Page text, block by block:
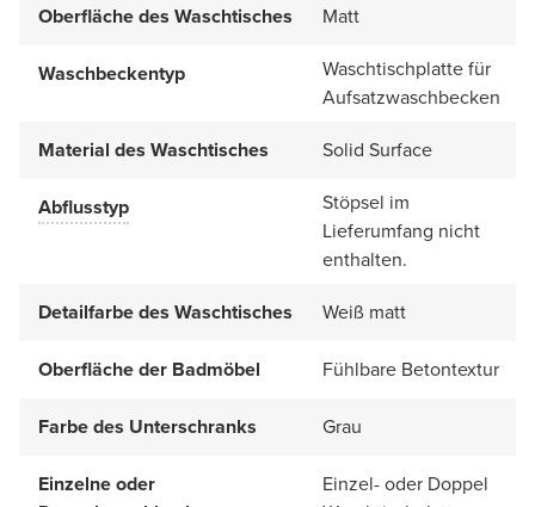
Oberfläche des Waschtisches Matt
Waschbeckentyp
Waschtischplatte für
Aufsatzwaschbecken
Material des Waschtisches
Solid Surface
Abflusstyp
Stöpsel im
Lieferumfang nicht
enthalten.
Detailfarbe des Waschtisches
Weiß matt
Oberfläche der Badmöbel Fühlbare Betontextur
Farbe des Unterschranks Grau
Einzelne oder
Einzel- oder Doppel